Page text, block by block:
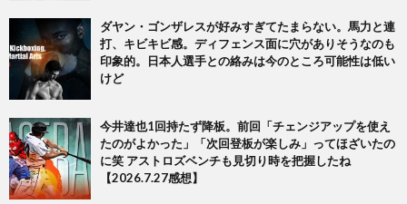
ダヤン・ゴンザレスが好みすぎてたまらない。馬力と連
打、キビキビ感。ディフェンス面に穴がありそうなのも
印象的。日本人選手との絡みは今のところ可能性は低い
けど
今井達也1回持たず降板。前回「チェンジアップを使え
たのがよかった」「次回登板が楽しみ」ってほざいたの
に笑 アストロズベンチも見切り時を把握したね
【2026.7.27感想】